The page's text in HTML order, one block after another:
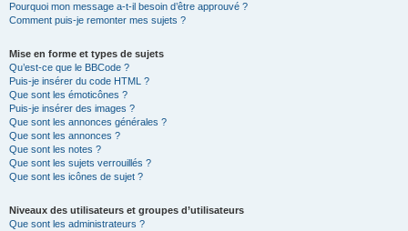
Pourquoi mon message a-t-il besoin d’être approuvé ?
Comment puis-je remonter mes sujets ?
Mise en forme et types de sujets
Qu’est-ce que le BBCode ?
Puis-je insérer du code HTML ?
Que sont les émoticônes ?
Puis-je insérer des images ?
Que sont les annonces générales ?
Que sont les annonces ?
Que sont les notes ?
Que sont les sujets verrouillés ?
Que sont les icônes de sujet ?
Niveaux des utilisateurs et groupes d’utilisateurs
Que sont les administrateurs ?